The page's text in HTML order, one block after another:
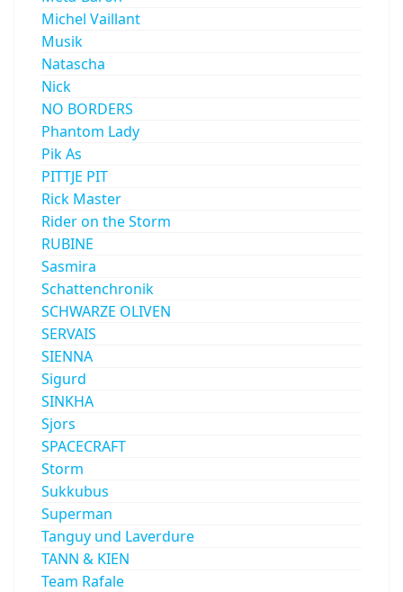
Michel Vaillant
Musik
Natascha
Nick
NO BORDERS
Phantom Lady
Pik As
PITTJE PIT
Rick Master
Rider on the Storm
RUBINE
Sasmira
Schattenchronik
SCHWARZE OLIVEN
SERVAIS
SIENNA
Sigurd
SINKHA
Sjors
SPACECRAFT
Storm
Sukkubus
Superman
Tanguy und Laverdure
TANN & KIEN
Team Rafale